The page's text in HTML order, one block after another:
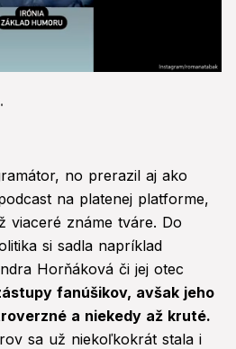
no prerazil aj ako
na platenej platforme,
viaceré známe tváre. Do
si sadla napríklad
Horňáková či jej otec
fanúšikov, avšak jeho
a niekedy až kruté.
sa už niekoľkokrát stala i